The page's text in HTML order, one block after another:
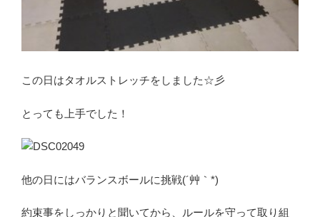
この日はタオルストレッチをしました☆彡
とっても上手でした！
他の日にはバランスボールに挑戦(´艸｀*)
約束事をしっかりと聞いてから、ルールを守って取り組